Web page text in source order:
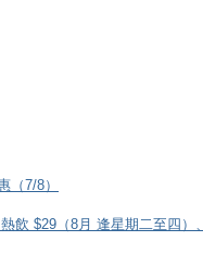
（7/8）
飲 $29（8月 逢星期二至四）、